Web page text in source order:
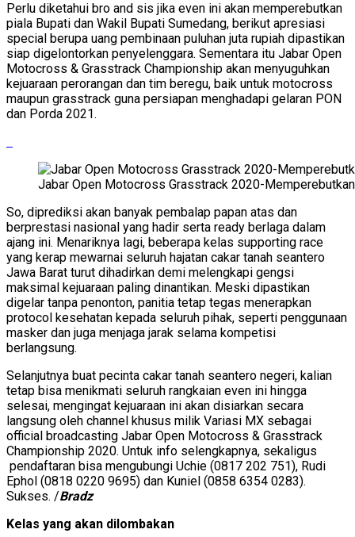
Perlu diketahui bro and sis jika even ini akan memperebutkan
piala Bupati dan Wakil Bupati Sumedang, berikut apresiasi
special berupa uang pembinaan puluhan juta rupiah dipastikan
siap digelontorkan penyelenggara. Sementara itu Jabar Open
Motocross & Grasstrack Championship akan menyuguhkan
kejuaraan perorangan dan tim beregu, baik untuk motocross
maupun grasstrack guna persiapan menghadapi gelaran PON
dan Porda 2021.
Jabar Open Motocross Grasstrack 2020-
So, diprediksi akan banyak pembalap papan atas dan
berprestasi nasional yang hadir serta ready berlaga dalam
ajang ini. Menariknya lagi, beberapa kelas supporting race
yang kerap mewarnai seluruh hajatan cakar tanah seantero
Jawa Barat turut dihadirkan demi melengkapi gengsi
maksimal kejuaraan paling dinantikan. Meski dipastikan
digelar tanpa penonton, panitia tetap tegas menerapkan
protocol kesehatan kepada seluruh pihak, seperti penggunaan
masker dan juga menjaga jarak selama kompetisi
berlangsung.
Selanjutnya buat pecinta cakar tanah seantero negeri, kalian
tetap bisa menikmati seluruh rangkaian even ini hingga
selesai, mengingat kejuaraan ini akan disiarkan secara
langsung oleh channel khusus milik Variasi MX sebagai
official broadcasting Jabar Open Motocross & Grasstrack
Championship 2020. Untuk info selengkapnya, sekaligus
pendaftaran bisa mengubungi Uchie (0817 202 751), Rudi
Ephol (0818 0220 9695) dan Kuniel (0858 6354 0283).
Sukses. /Bradz
Kelas yang akan dilombakan